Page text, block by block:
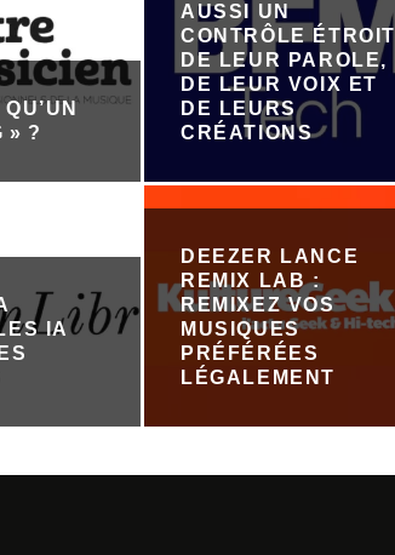
» ?
AUSSI UN
CONTRÔLE ÉTROIT
DE LEUR PAROLE,
DE LEUR VOIX ET
DE LEURS
CRÉATIONS
IA
DEEZER LANCE
REMIX LAB :
REMIXEZ VOS
MUSIQUES
PRÉFÉRÉES
LÉGALEMENT